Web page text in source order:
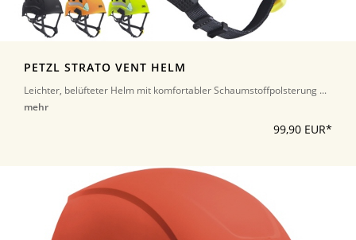
PETZL STRATO VENT HELM
Leichter, belüfteter Helm mit komfortabler Schaumstoffpolsterung ...
mehr
99,90 EUR*